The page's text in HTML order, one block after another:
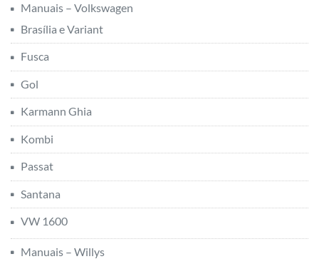
Manuais – Volkswagen
Brasília e Variant
Fusca
Gol
Karmann Ghia
Kombi
Passat
Santana
VW 1600
Manuais – Willys